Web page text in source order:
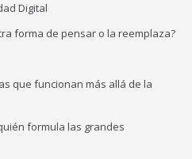
Digital
forma de pensar o la reemplaza?
que funcionan más allá de la
formula las grandes